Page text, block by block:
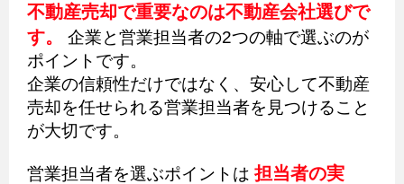
不動産売却で重要なのは不動産会社選びで
す。
企業と営業担当者の2つの軸で選ぶのが
ポイントです。
企業の信頼性だけではなく、安心して不動産
売却を任せられる営業担当者を見つけること
が大切です。
営業担当者を選ぶポイントは 担当者の実